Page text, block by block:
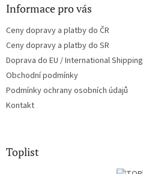
Informace pro vás
Ceny dopravy a platby do ČR
Ceny dopravy a platby do SR
Doprava do EU / International Shipping
Obchodní podmínky
Podmínky ochrany osobních údajů
Kontakt
Toplist